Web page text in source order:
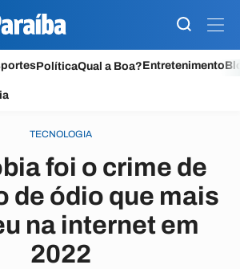
PolíticaQual a Boa?Entretenimento
TECNOLOGIA
foi o crime de
de ódio que mais
na internet em
2022